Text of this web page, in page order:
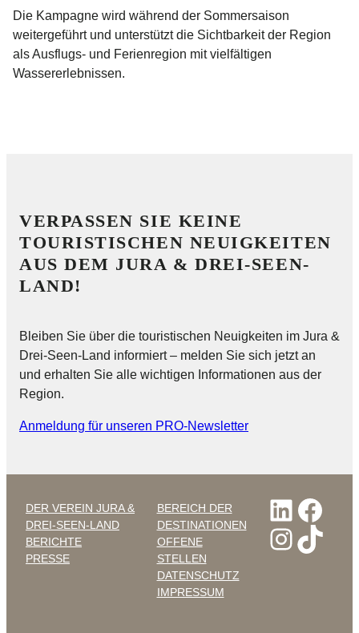
Die Kampagne wird während der Sommersaison
weitergeführt und unterstützt die Sichtbarkeit der Region
als Ausflugs- und Ferienregion mit vielfältigen
Wassererlebnissen.
VERPASSEN SIE KEINE
TOURISTISCHEN NEUIGKEITEN
AUS DEM JURA & DREI-SEEN-
LAND!
Bleiben Sie über die touristischen Neuigkeiten im Jura &
Drei-Seen-Land informiert – melden Sie sich jetzt an
und erhalten Sie alle wichtigen Informationen aus der
Region.
Anmeldung für unseren PRO-Newsletter
DER VEREIN JURA &
DREI-SEEN-LAND
BERICHTE
PRESSE
BEREICH DER
DESTINATIONEN
OFFENE
STELLEN
DATENSCHUTZ
IMPRESSUM